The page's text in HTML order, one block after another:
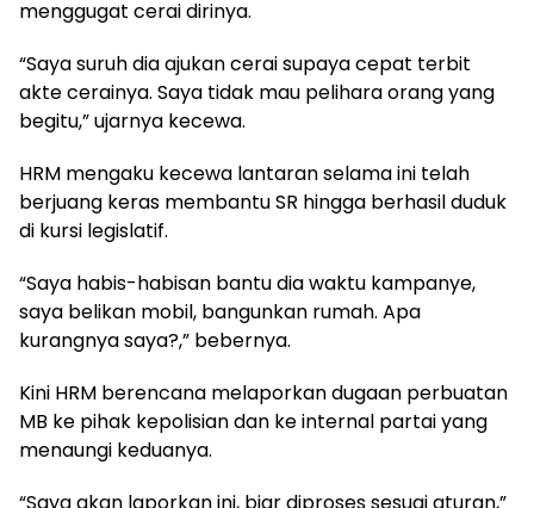
menggugat cerai dirinya.
“Saya suruh dia ajukan cerai supaya cepat terbit
akte cerainya. Saya tidak mau pelihara orang yang
begitu,” ujarnya kecewa.
HRM mengaku kecewa lantaran selama ini telah
berjuang keras membantu SR hingga berhasil duduk
di kursi legislatif.
“Saya habis-habisan bantu dia waktu kampanye,
saya belikan mobil, bangunkan rumah. Apa
kurangnya saya?,” bebernya.
Kini HRM berencana melaporkan dugaan perbuatan
MB ke pihak kepolisian dan ke internal partai yang
menaungi keduanya.
“Saya akan laporkan ini, biar diproses sesuai aturan,”